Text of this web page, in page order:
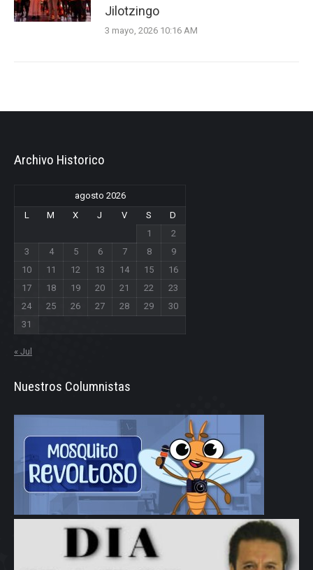
Jilotzingo
3 mayo, 2026 10:16 AM
Archivo Historico
agosto 2026
L
M X J V S
D
1
2
3
4 5 6 7 8
9
10
11 12 13 14 15
16
17
18 19 20 21 22
23
24
25 26 27 28 29
30
31
« Jul
Nuestros Columnistas